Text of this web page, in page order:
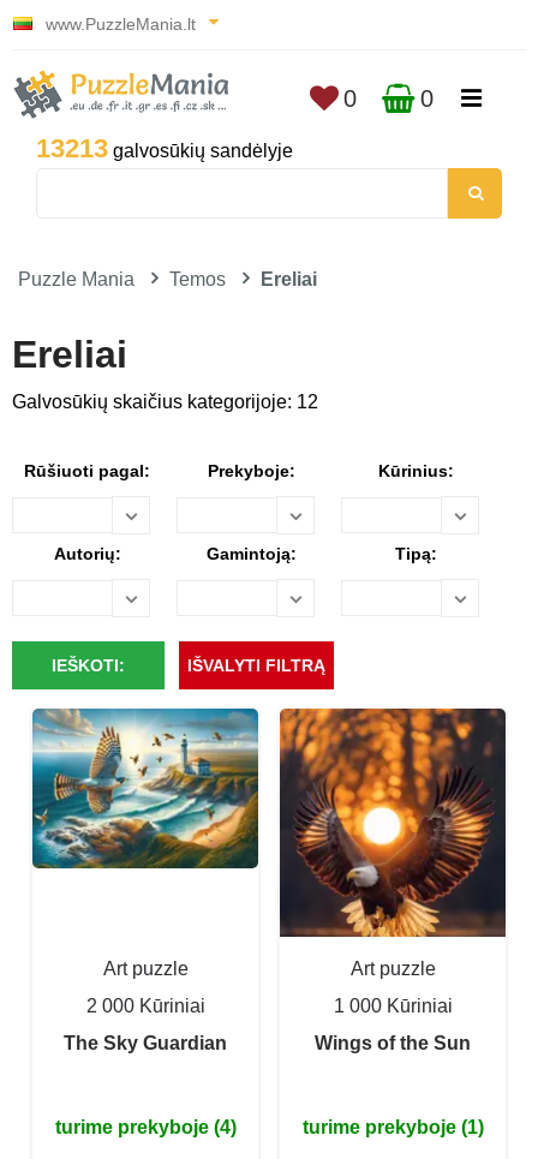
www.PuzzleMania.lt
13213 galvosūkių sandėlyje
0 0
Puzzle Mania Temos Ereliai
Ereliai
Galvosūkių skaičius kategorijoje: 12
Rūšiuoti pagal: Prekyboje: Kūrinius:
Autorių: Gamintoją: Tipą:
Art puzzle
2 000 Kūriniai
The Sky Guardian
turime prekyboje (4)
Art puzzle
1 000 Kūriniai
Wings of the Sun
turime prekyboje (1)